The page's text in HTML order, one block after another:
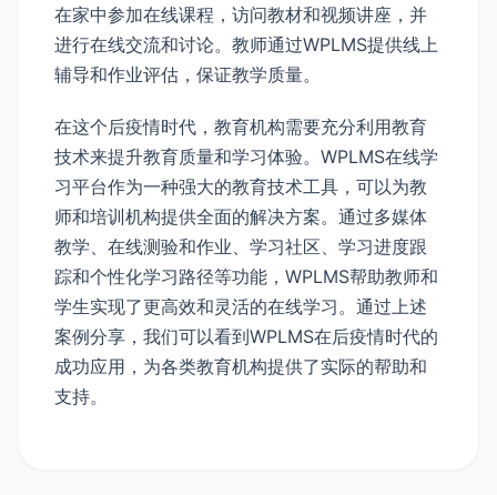
在家中参加在线课程，访问教材和视频讲座，并
进行在线交流和讨论。教师通过WPLMS提供线上
辅导和作业评估，保证教学质量。
在这个后疫情时代，教育机构需要充分利用教育
技术来提升教育质量和学习体验。WPLMS在线学
习平台作为一种强大的教育技术工具，可以为教
师和培训机构提供全面的解决方案。通过多媒体
教学、在线测验和作业、学习社区、学习进度跟
踪和个性化学习路径等功能，WPLMS帮助教师和
学生实现了更高效和灵活的在线学习。通过上述
案例分享，我们可以看到WPLMS在后疫情时代的
成功应用，为各类教育机构提供了实际的帮助和
支持。